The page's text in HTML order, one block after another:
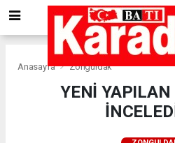
Anasayfa Zonguldak
YENİ YAPILAN